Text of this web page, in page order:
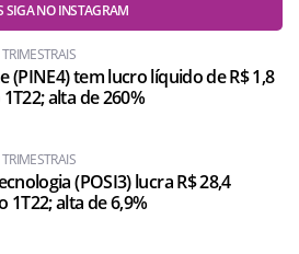
SIGA NO INSTAGRAM
(PINE4) tem lucro líquido de R$ 1,8
alta de 260%
(POSI3) lucra R$ 28,4
1T22; alta de 6,9%